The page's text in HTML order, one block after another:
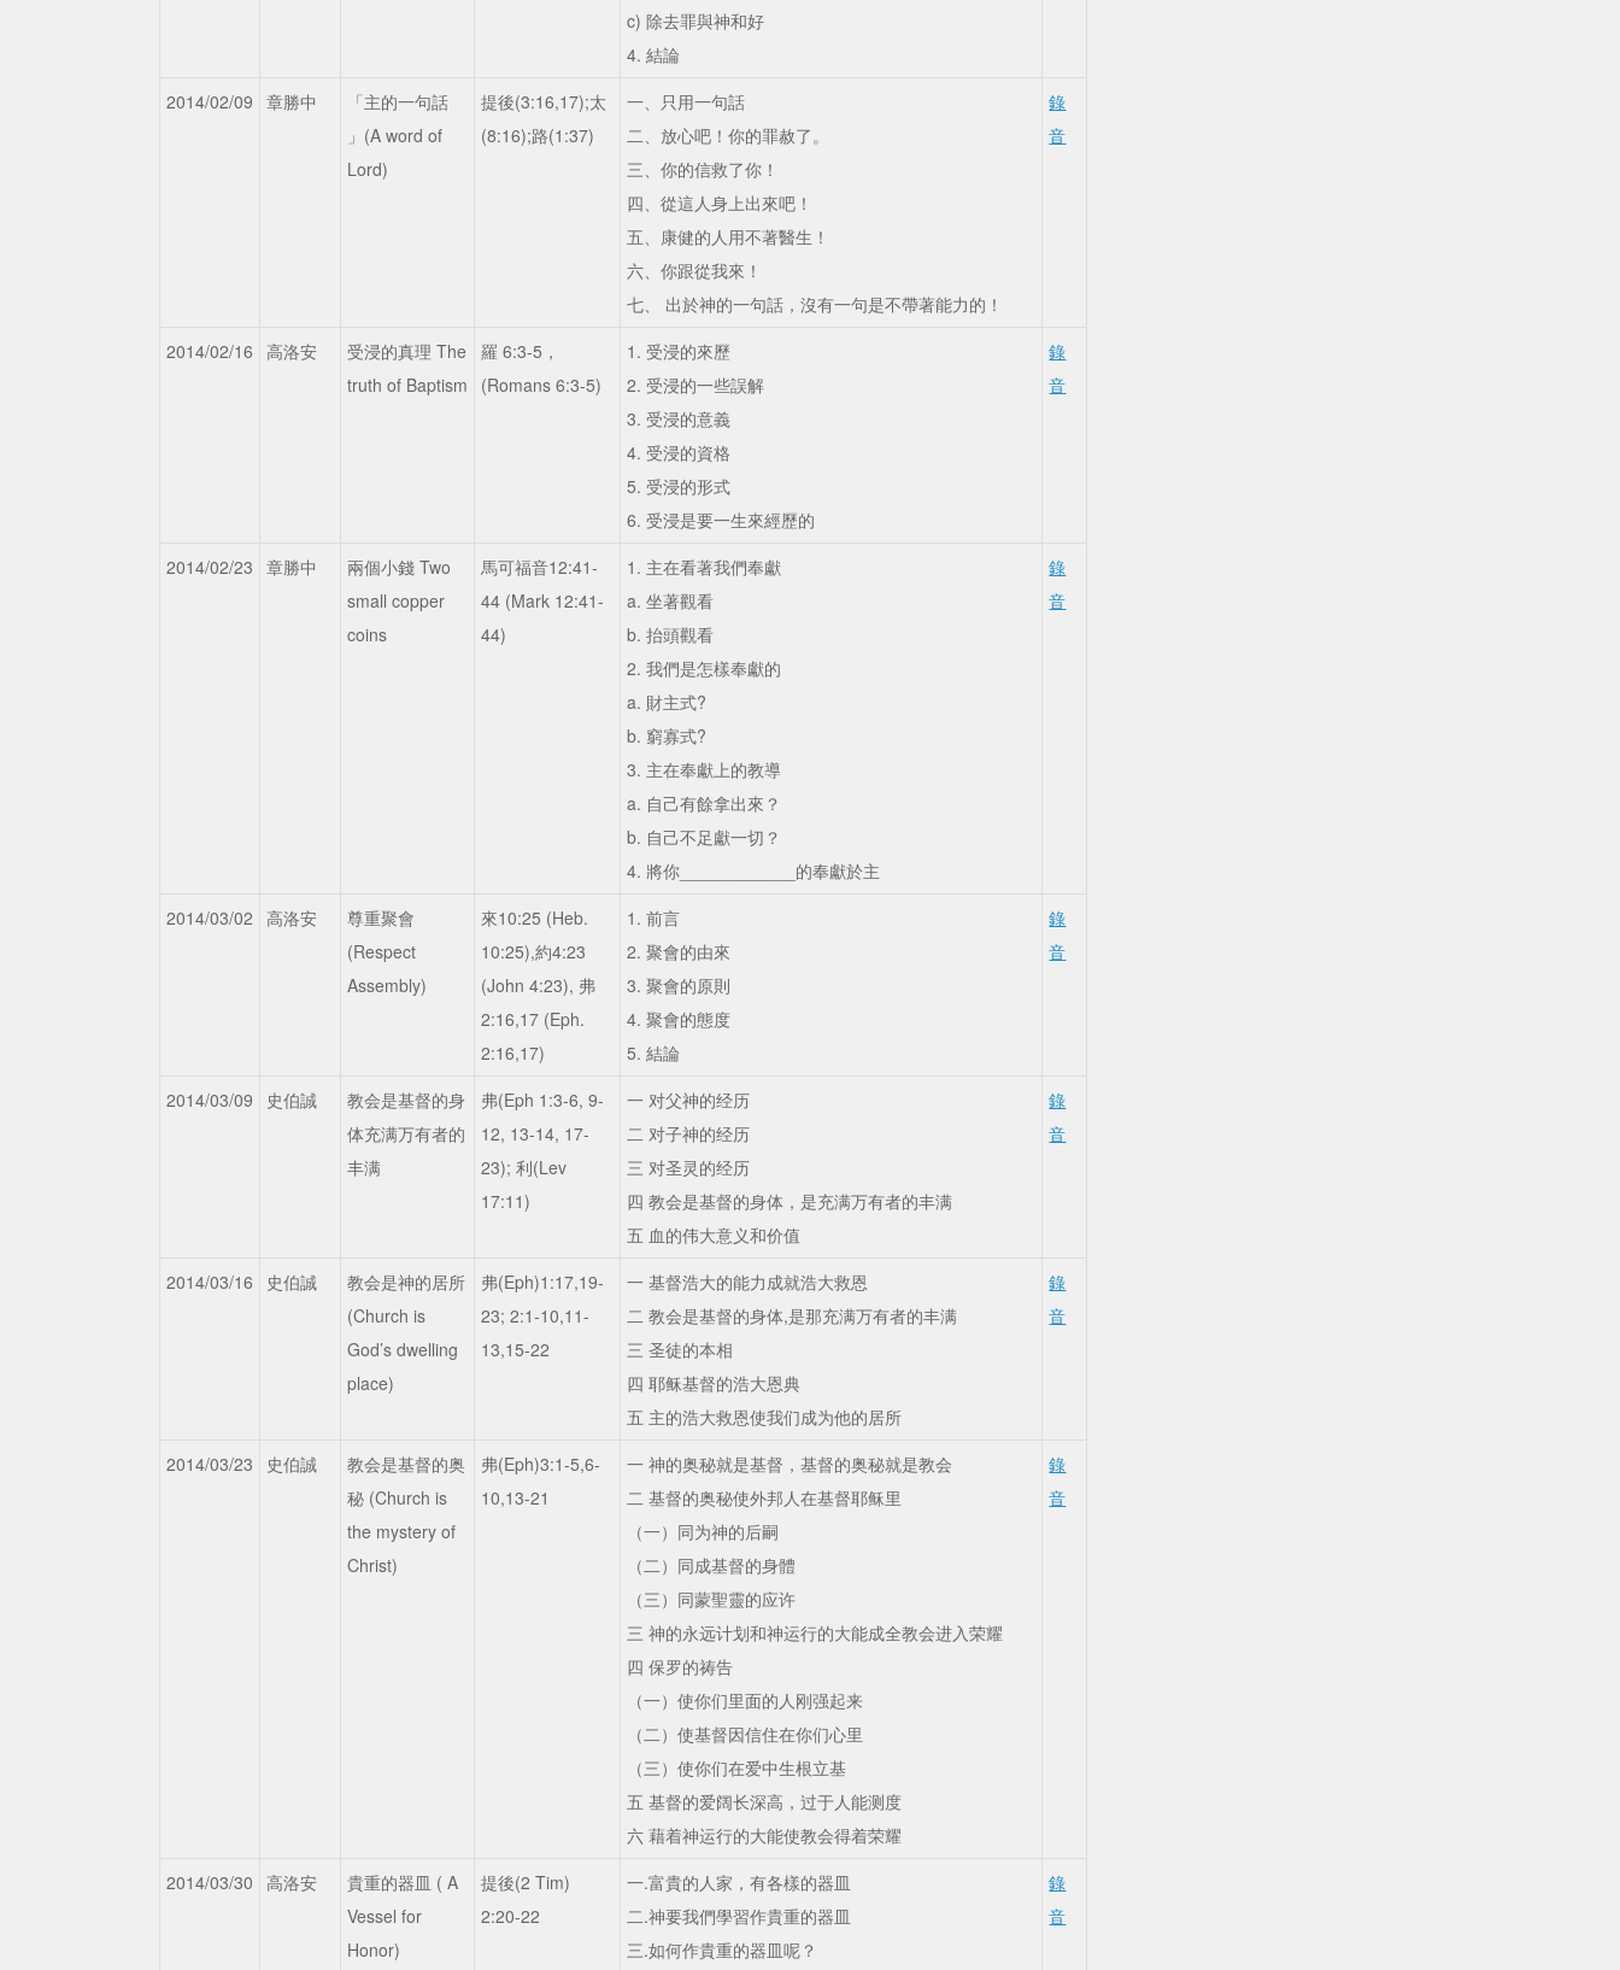
c) 除去罪與神和好
4. 結論
2014/02/09 章勝中
「主的一句話
」(A word of
Lord)
提後(3:16,17);太
(8:16);路(1:37)
一、只用一句話
二、放心吧！你的罪赦了。
三、你的信救了你！
四、從這人身上出來吧！
五、康健的人用不著醫生！
六、你跟從我來！
七、 出於神的一句話，沒有一句是不帶著能力的！
錄
音
2014/02/16 高洛安
受浸的真理 The
truth of Baptism
羅 6:3-5，
(Romans 6:3-5)
1. 受浸的來歷
2. 受浸的一些誤解
3. 受浸的意義
4. 受浸的資格
5. 受浸的形式
6. 受浸是要一生來經歷的
錄
音
2014/02/23 章勝中
兩個小錢 Two
small copper
coins
馬可福音12:41-
44 (Mark 12:41-
44)
1. 主在看著我們奉獻
a. 坐著觀看
b. 抬頭觀看
2. 我們是怎樣奉獻的
a. 財主式?
b. 窮寡式?
3. 主在奉獻上的教導
a. 自己有餘拿出來？
b. 自己不足獻一切？
4. 將你____________的奉獻於主
錄
音
2014/03/02 高洛安
尊重聚會
(Respect
Assembly)
來10:25 (Heb.
10:25),約4:23
(John 4:23), 弗
2:16,17 (Eph.
2:16,17)
1. 前言
2. 聚會的由來
3. 聚會的原則
4. 聚會的態度
5. 結論
錄
音
2014/03/09 史伯誠
教会是基督的身
体充满万有者的
丰满
弗(Eph 1:3-6, 9-
12, 13-14, 17-
23); 利(Lev
17:11)
一 对父神的经历
二 对子神的经历
三 对圣灵的经历
四 教会是基督的身体，是充满万有者的丰满
五 血的伟大意义和价值
錄
音
2014/03/16 史伯誠
教会是神的居所
(Church is
God’s dwelling
place)
弗(Eph)1:17,19-
23; 2:1-10,11-
13,15-22
一 基督浩大的能力成就浩大救恩
二 教会是基督的身体,是那充满万有者的丰满
三 圣徒的本相
四 耶稣基督的浩大恩典
五 主的浩大救恩使我们成为他的居所
錄
音
2014/03/23 史伯誠
教会是基督的奥
秘 (Church is
the mystery of
Christ)
弗(Eph)3:1-5,6-
10,13-21
一 神的奥秘就是基督，基督的奥秘就是教会
二 基督的奥秘使外邦人在基督耶稣里
（一）同为神的后嗣
（二）同成基督的身體
（三）同蒙聖靈的应许
三 神的永远计划和神运行的大能成全教会进入荣耀
四 保罗的祷告
（一）使你们里面的人刚强起来
（二）使基督因信住在你们心里
（三）使你们在爱中生根立基
五 基督的爱阔长深高，过于人能测度
六 藉着神运行的大能使教会得着荣耀
錄
音
2014/03/30 高洛安
貴重的器皿 ( A
Vessel for
Honor)
提後(2 Tim)
2:20-22
一.富貴的人家，有各樣的器皿
二.神要我們學習作貴重的器皿
三.如何作貴重的器皿呢？
錄
音